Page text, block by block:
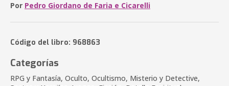
Por Pedro Giordano de Faria e Cicarelli
Código del libro: 968863
Categorías
RPG y Fantasía, Oculto, Ocultismo, Misterio y Detective,